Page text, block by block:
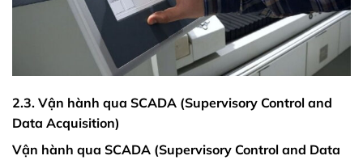
2.3. Vận hành qua SCADA (Supervisory Control and
Data Acquisition)
Vận hành qua SCADA (Supervisory Control and Data